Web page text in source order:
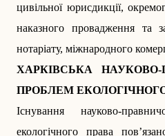
цивільної юрисдикції,
наказного провадження та
нотаріату, міжнародного
ХАРКІВСЬКА
ПРОБЛЕМ
Існування науково-
екологічного права